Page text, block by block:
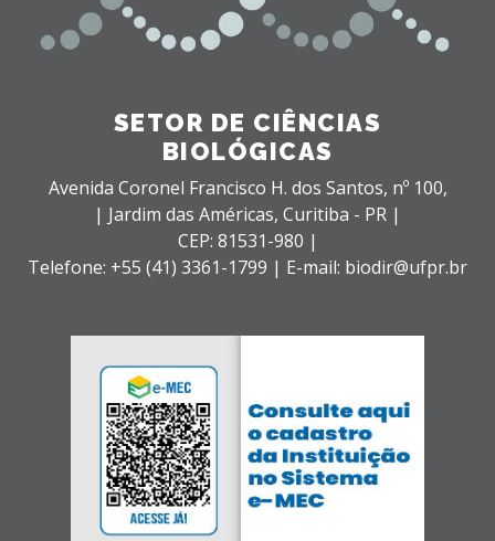
SETOR DE CIÊNCIAS
BIOLÓGICAS
Avenida Coronel Francisco H. dos Santos, nº 100,
| Jardim das Américas, Curitiba - PR |
CEP: 81531-980 |
Telefone: +55 (41) 3361-1799 | E-mail: biodir@ufpr.br